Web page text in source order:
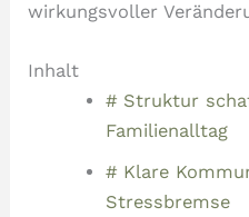
wirkungsvoller
Inhalt
# Struktur
Familienalltag
# Klare
Stressbremse